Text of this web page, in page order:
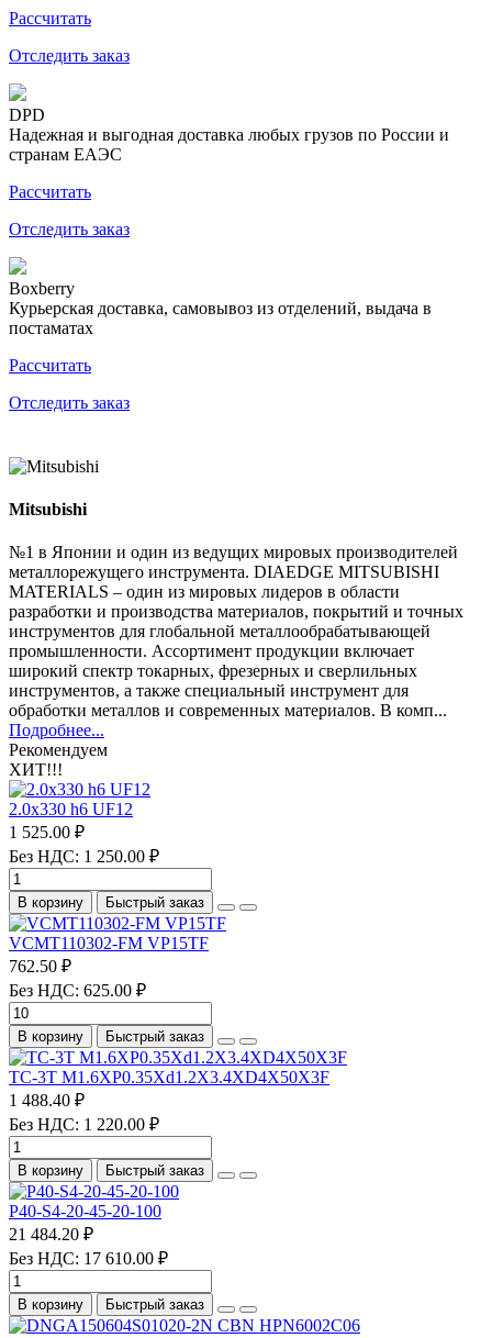
Рассчитать
Отследить заказ
DPD
Надежная и выгодная доставка любых грузов по России и
странам ЕАЭС
Рассчитать
Отследить заказ
Boxberry
Курьерская доставка, самовывоз из отделений, выдача в
постаматах
Рассчитать
Отследить заказ
Mitsubishi
№1 в Японии и один из ведущих мировых производителей
металлорежущего инструмента. DIAEDGE MITSUBISHI
MATERIALS – один из мировых лидеров в области
разработки и производства материалов, покрытий и точных
инструментов для глобальной металлообрабатывающей
промышленности. Ассортимент продукции включает
широкий спектр токарных, фрезерных и сверлильных
инструментов, а также специальный инструмент для
обработки металлов и современных материалов. В комп...
Подробнее...
Рекомендуем
ХИТ!!!
2.0х330 h6 UF12
1 525.00 ₽
Без НДС: 1 250.00 ₽
В корзину Быстрый заказ
VCMT110302-FM VP15TF
762.50 ₽
Без НДС: 625.00 ₽
В корзину Быстрый заказ
TC-3T M1.6XP0.35Xd1.2X3.4XD4X50X3F
1 488.40 ₽
Без НДС: 1 220.00 ₽
В корзину Быстрый заказ
P40-S4-20-45-20-100
21 484.20 ₽
Без НДС: 17 610.00 ₽
В корзину Быстрый заказ